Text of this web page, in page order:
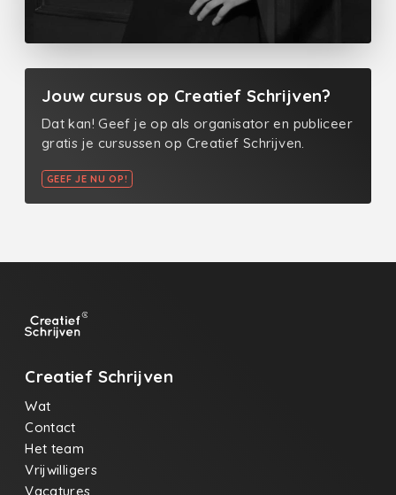
Jouw cursus op Creatief Schrijven?
Dat kan! Geef je op als organisator en publiceer
gratis je cursussen op Creatief Schrijven.
GEEF JE NU OP!
Creatief Schrijven
Wat
Contact
Het team
Vrijwilligers
Vacatures